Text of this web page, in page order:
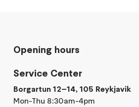
Opening hours
Service Center
Borgartun 12–14, 105 Reykjavik
Mon-Thu 8:30am-4pm